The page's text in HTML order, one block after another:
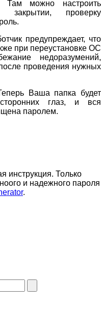
Там можно настроить
проверку
предупреждает, что
при переустановке ОС
недоразумений,
проведения нужных
Ваша папка будет
глаз, и вся
паролем.
инструкция. Только
и надежного пароля
.